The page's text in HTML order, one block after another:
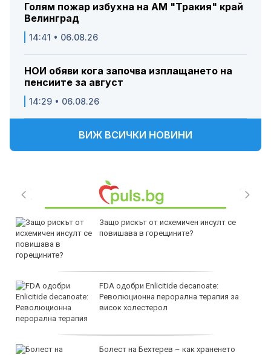
Голям пожар избухна на АМ "Тракия" край
Велинград
14:41 • 06.08.26
НОИ обяви кога започва изплащането на
пенсиите за август
14:29 • 06.08.26
ВИЖ ВСИЧКИ НОВИНИ
Защо рискът от исхемичен инсулт се
повишава в горещините?
FDA одобри Еnlicitide decanoate:
Революционна перорална терапия за
висок холестерол
Болест на Бехтерев – как храненето